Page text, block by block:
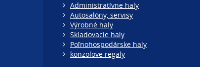
Administratívne haly
Autosalóny, servisy
Výrobné haly
Skladovacie haly
Poľnohospodárske haly
konzolove regaly